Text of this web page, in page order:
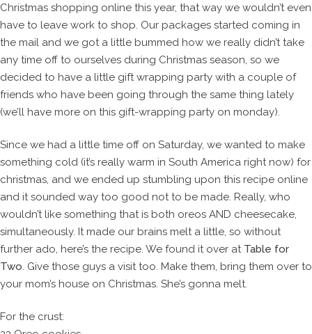
Christmas shopping online this year, that way we wouldn’t even
have to leave work to shop. Our packages started coming in
the mail and we got a little bummed how we really didn’t take
any time off to ourselves during Christmas season, so we
decided to have a little gift wrapping party with a couple of
friends who have been going through the same thing lately
(we’ll have more on this gift-wrapping party on monday).
Since we had a little time off on Saturday, we wanted to make
something cold (it’s really warm in South America right now) for
christmas, and we ended up stumbling upon this recipe online
and it sounded way too good not to be made. Really, who
wouldn’t like something that is both oreos AND cheesecake,
simultaneously. It made our brains melt a little, so without
further ado, here’s the recipe. We found it over at Table for
Two. Give those guys a visit too. Make them, bring them over to
your mom’s house on Christmas. She’s gonna melt.
For the crust: